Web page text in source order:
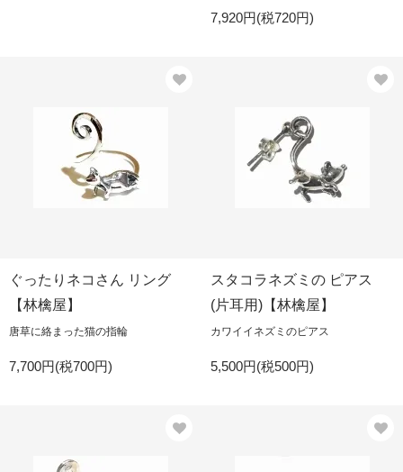
7,920円(税720円)
ぐったりネコさん リング
【林檎屋】
唐草に絡まった猫の指輪
7,700円(税700円)
スタコラネズミの ピアス
(片耳用)【林檎屋】
カワイイネズミのピアス
5,500円(税500円)